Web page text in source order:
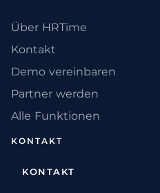
Über HRTime
Kontakt
Demo vereinbaren
Partner werden
Alle Funktionen
KONTAKT
KONTAKT